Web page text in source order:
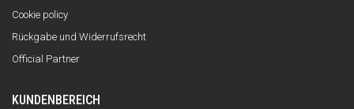
Cookie policy
Rückgabe und Widerrufsrecht
Official Partner
KUNDENBEREICH